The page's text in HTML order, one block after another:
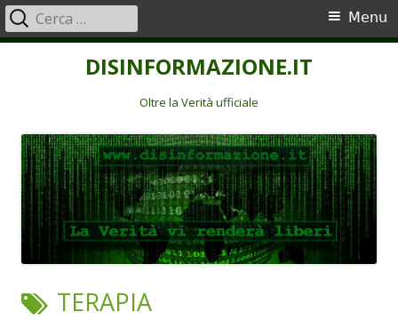
DISINFORMAZIONE.IT
Oltre la Verità ufficiale
Menu
principale
Menu
Ricerca
per:
TAG:
TERAPIA